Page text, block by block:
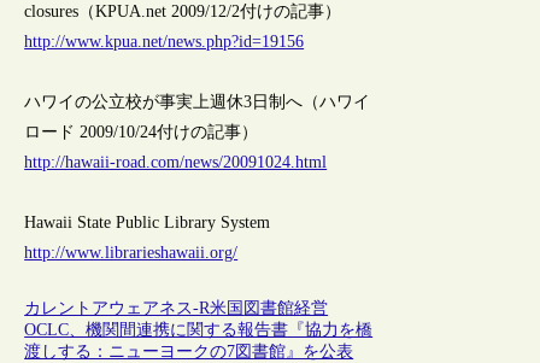
closures（KPUA.net 2009/12/2付けの記事）
http://www.kpua.net/news.php?id=19156
ハワイの公立校が事実上週休3日制へ（ハワイ
ロード 2009/10/24付けの記事）
http://hawaii-road.com/news/20091024.html
Hawaii State Public Library System
http://www.librarieshawaii.org/
カレントアウェアネス-R米国 図書館経営
OCLC、機関間連携に関する報告書『協力を橋
渡しする：ニューヨークの7図書館』を公表